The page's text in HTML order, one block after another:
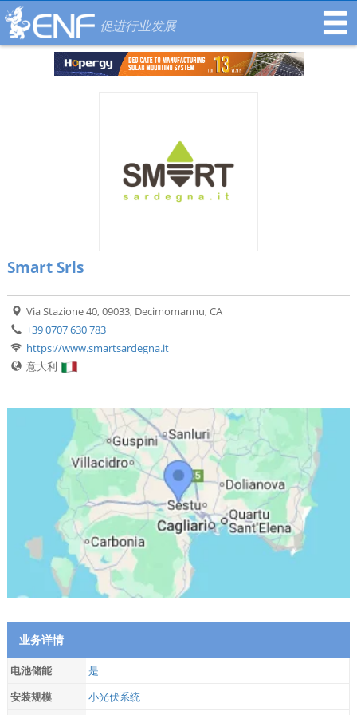
促进行业发展
Smart Srls
Via Stazione 40, 09033, Decimomannu, CA
+39 0707 630 783
https://www.smartsardegna.it
意大利
业务详情
电池储能
是
安装规模
小光伏系统